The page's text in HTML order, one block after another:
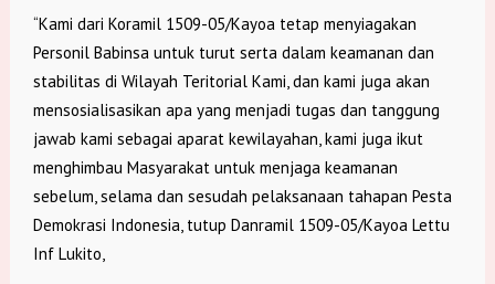
“Kami dari Koramil 1509-05/Kayoa tetap menyiagakan
Personil Babinsa untuk turut serta dalam keamanan dan
stabilitas di Wilayah Teritorial Kami, dan kami juga akan
mensosialisasikan apa yang menjadi tugas dan tanggung
jawab kami sebagai aparat kewilayahan, kami juga ikut
menghimbau Masyarakat untuk menjaga keamanan
sebelum, selama dan sesudah pelaksanaan tahapan Pesta
Demokrasi Indonesia, tutup Danramil 1509-05/Kayoa Lettu
Inf Lukito,